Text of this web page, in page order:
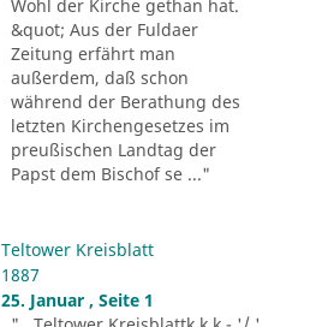
Wohl der Kirche gethan hat.
&quot; Aus der Fuldaer
Zeitung erfährt man
außerdem, daß schon
während der Berathung des
letzten Kirchengesetzes im
preußischen Landtag der
Papst dem Bischof se ..."
Teltower Kreisblatt
1887
25. Januar , Seite 1